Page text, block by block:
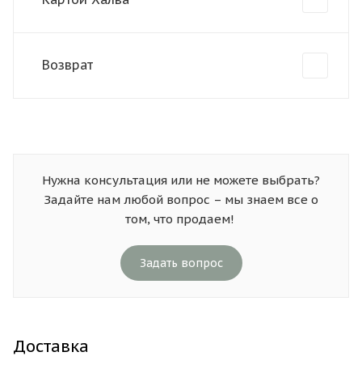
Возврат
Нужна консультация или не можете выбрать?
Задайте нам любой вопрос – мы знаем все о
том, что продаем!
Задать вопрос
Доставка